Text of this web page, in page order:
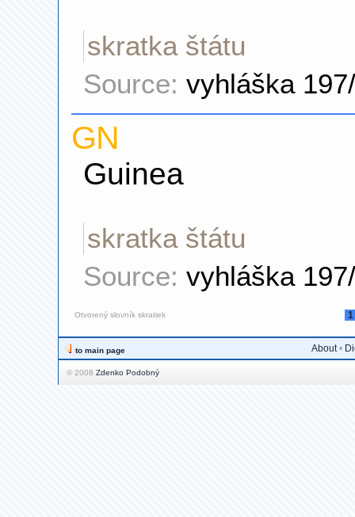
skratka štátu
Source: vyhláška
GN
Guinea
skratka štátu
Source: vyhláška
Otvorený slovník skratiek 1
to main page About•
© 2008 Zdenko Podobný